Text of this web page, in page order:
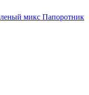
Папоротник